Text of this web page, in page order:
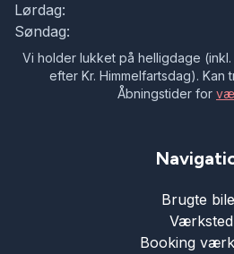
Lørdag:
Søndag:
Vi holder lukket på helligdage
efter Kr. Himmelfartsdag).
Åbningstider for
Brugte
Værksted
Booking